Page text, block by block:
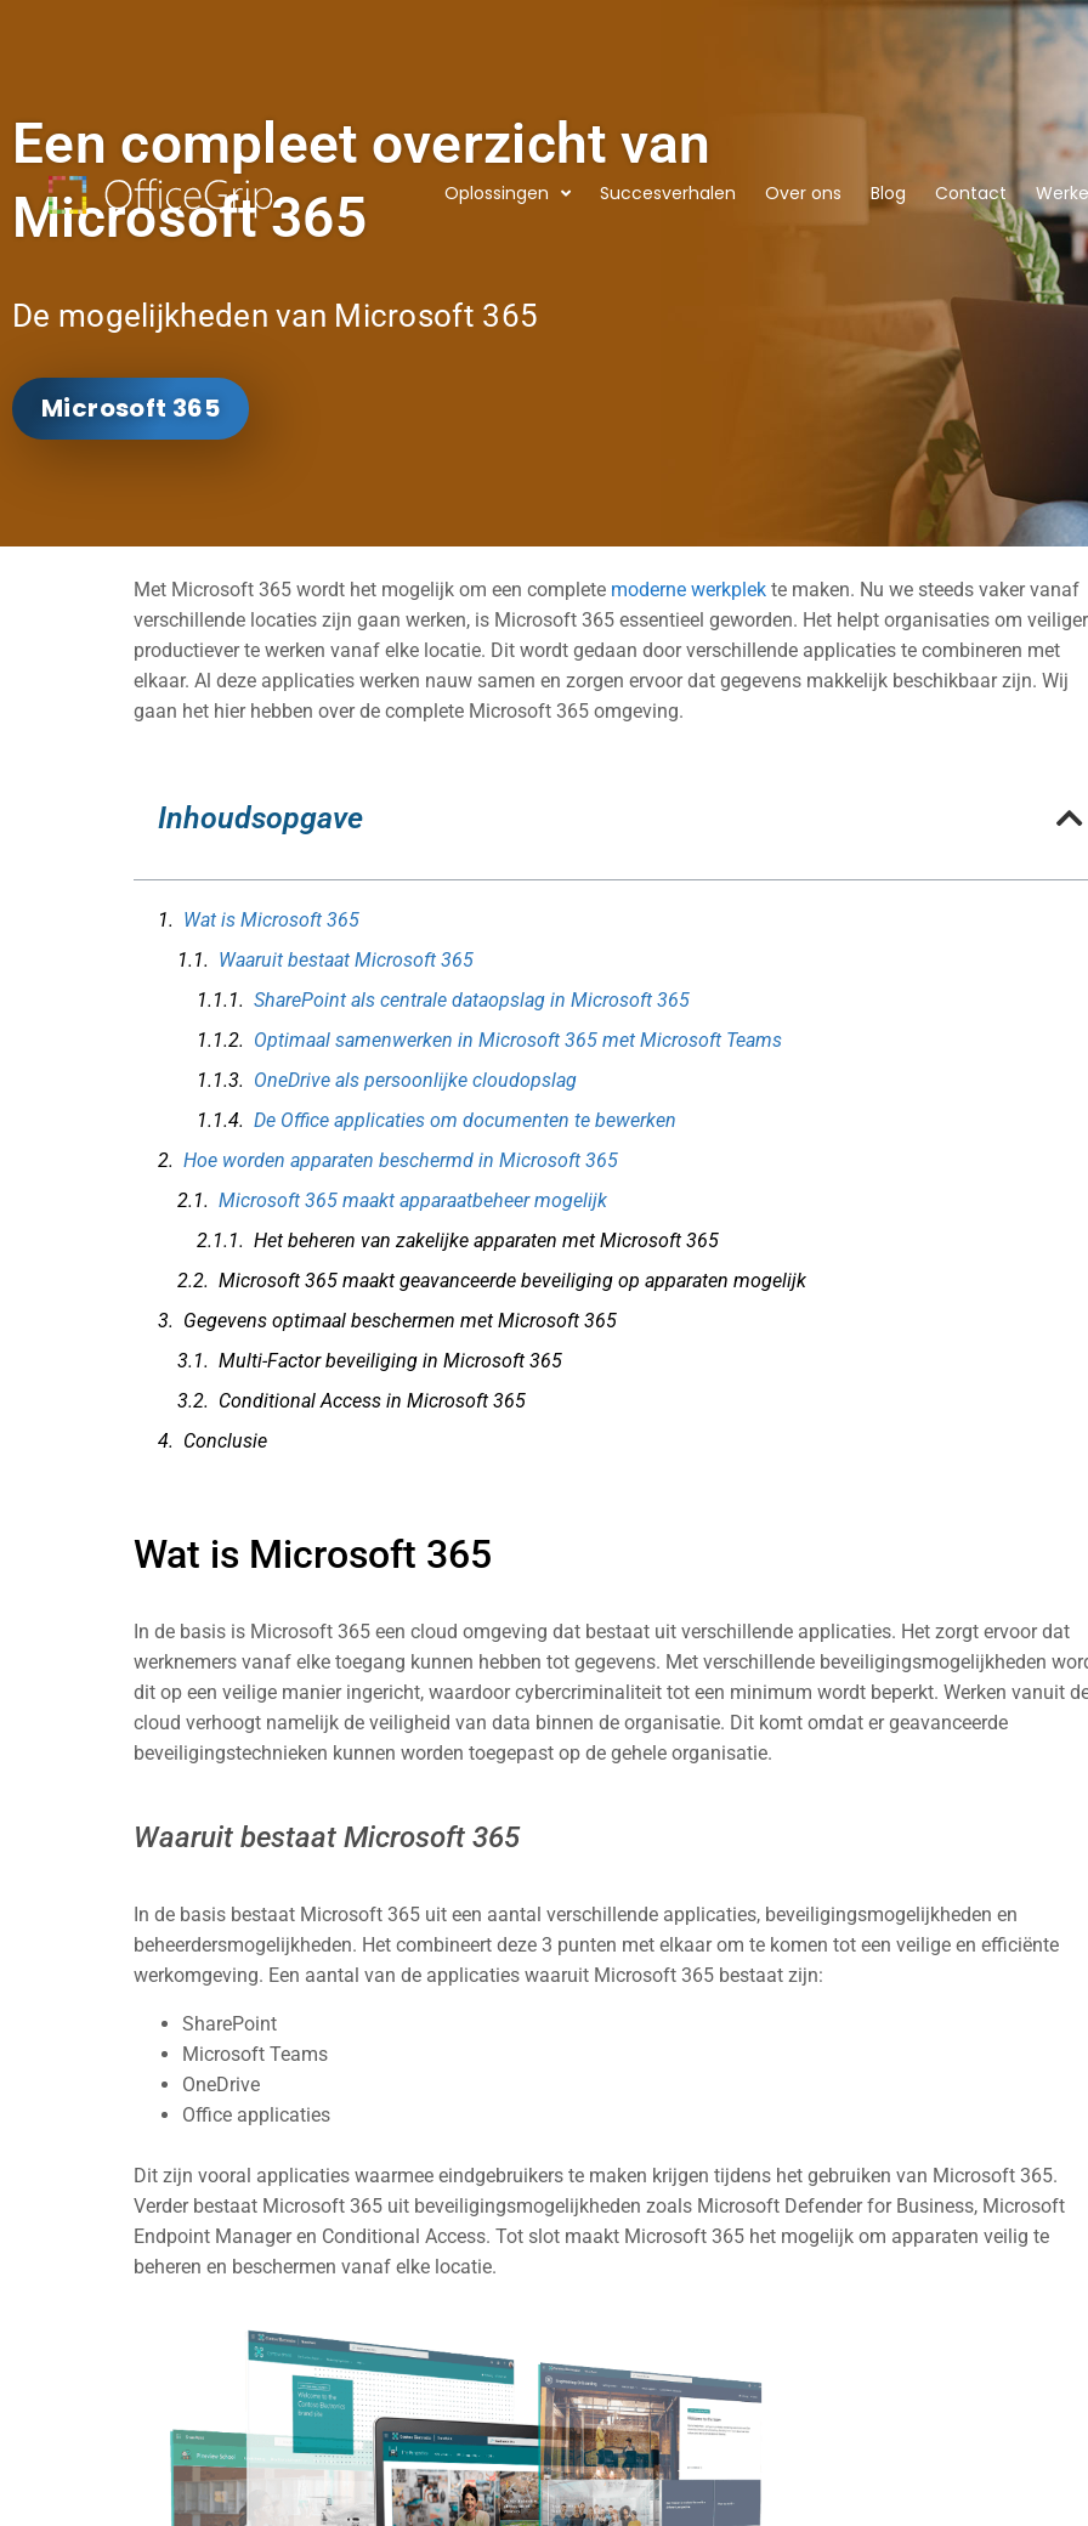
Oplossingen Succesverhalen Over ons Blog Contact
Een compleet overzicht van
Microsoft 365
De mogelijkheden van Microsoft 365
Microsoft 365
Met Microsoft 365 wordt het mogelijk om een complete moderne werkplek te maken. Nu we steeds vaker vanaf
verschillende locaties zijn gaan werken, is Microsoft 365 essentieel geworden. Het helpt organisaties om
productiever te werken vanaf elke locatie. Dit wordt gedaan door verschillende applicaties te combineren met
elkaar. Al deze applicaties werken nauw samen en zorgen ervoor dat gegevens makkelijk beschikbaar zijn. Wij
gaan het hier hebben over de complete Microsoft 365 omgeving.
Inhoudsopgave
Wat is Microsoft 365
Waaruit bestaat Microsoft 365
SharePoint als centrale dataopslag in Microsoft 365
Optimaal samenwerken in Microsoft 365 met Microsoft Teams
OneDrive als persoonlijke cloudopslag
De Office applicaties om documenten te bewerken
Hoe worden apparaten beschermd in Microsoft 365
Microsoft 365 maakt apparaatbeheer mogelijk
Het beheren van zakelijke apparaten met Microsoft 365
Microsoft 365 maakt geavanceerde beveiliging op apparaten mogelijk
Gegevens optimaal beschermen met Microsoft 365
Multi-Factor beveiliging in Microsoft 365
Conditional Access in Microsoft 365
Conclusie
Wat is Microsoft 365
In de basis is Microsoft 365 een cloud omgeving dat bestaat uit verschillende applicaties. Het zorgt ervoor dat
werknemers vanaf elke toegang kunnen hebben tot gegevens. Met verschillende beveiligingsmogelijkheden
dit op een veilige manier ingericht, waardoor cybercriminaliteit tot een minimum wordt beperkt. Werken vanuit
cloud verhoogt namelijk de veiligheid van data binnen de organisatie. Dit komt omdat er geavanceerde
beveiligingstechnieken kunnen worden toegepast op de gehele organisatie.
Waaruit bestaat Microsoft 365
In de basis bestaat Microsoft 365 uit een aantal verschillende applicaties, beveiligingsmogelijkheden en
beheerdersmogelijkheden. Het combineert deze 3 punten met elkaar om te komen tot een veilige en efficiënte
werkomgeving. Een aantal van de applicaties waaruit Microsoft 365 bestaat zijn:
SharePoint
Microsoft Teams
OneDrive
Office applicaties
Dit zijn vooral applicaties waarmee eindgebruikers te maken krijgen tijdens het gebruiken van Microsoft 365.
Verder bestaat Microsoft 365 uit beveiligingsmogelijkheden zoals Microsoft Defender for Business, Microsoft
Endpoint Manager en Conditional Access. Tot slot maakt Microsoft 365 het mogelijk om apparaten veilig te
beheren en beschermen vanaf elke locatie.